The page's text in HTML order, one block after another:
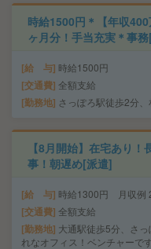
時給1500円＊【年収
ヶ月分！手当充実＊事
給 与 時給1500円
交通費 全額支給
勤務地 さっぽろ駅徒歩2分
【8月開始】在宅あり
事！朝遅め[派遣]
給 与 時給1300円 月収例
交通費 全額支給
勤務地 大通駅徒歩5分、さ
れなオフィス！ベンチャーで